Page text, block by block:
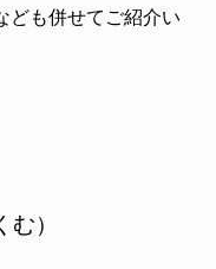
ども併せてご紹介い
）